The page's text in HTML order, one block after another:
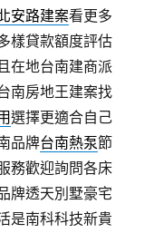
安路建案看更多
樣貸款額度評估
在地台南建商派
南房地王建案找
選擇更適合自己
品牌台南熱泵節
務歡迎詢問各床
牌透天別墅豪宅
是南科科技新貴